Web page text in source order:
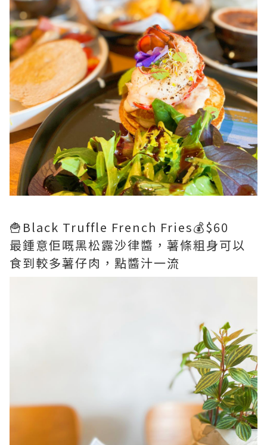
🍟Black Truffle French Fries💰$60
最鍾意佢嘅黑松露沙律醬，薯條粗身可以
食到較多薯仔肉，點醬汁一流